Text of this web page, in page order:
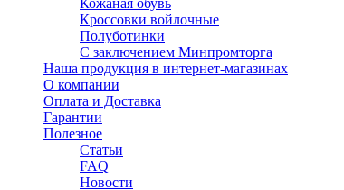
Кожаная обувь
Кроссовки войлочные
Полуботинки
C заключением Минпромторга
Наша продукция в интернет-магазинах
О компании
Оплата и Доставка
Гарантии
Полезное
Статьи
FAQ
Новости